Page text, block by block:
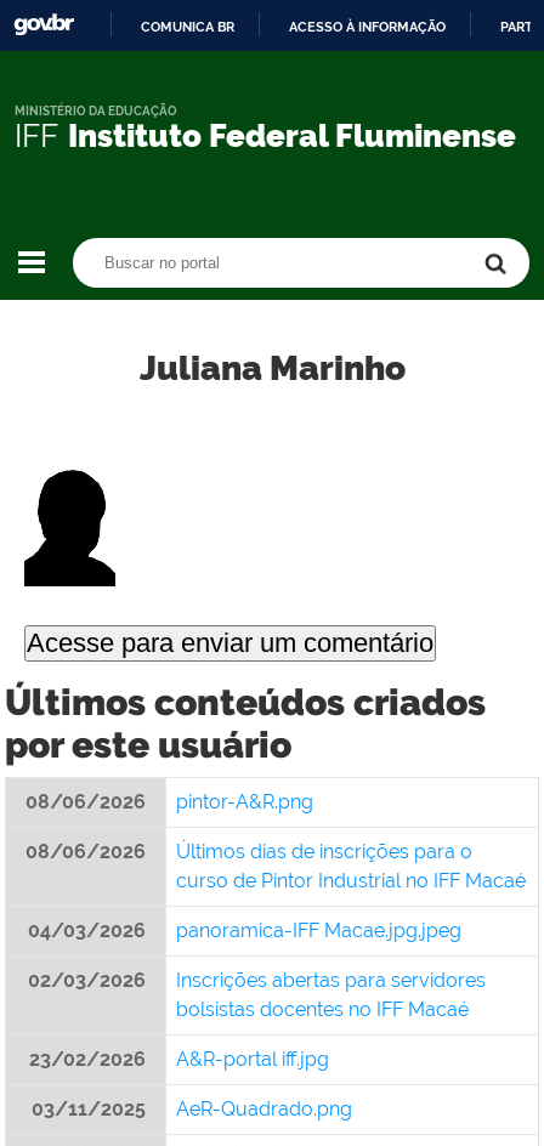
CONTEÚDO
COMUNICA BR ACESSO À INFORMAÇÃO
IFF Instituto Federal Fluminense
MINISTÉRIO DA EDUCAÇÃO
Juliana Marinho
Últimos conteúdos criados
por este usuário
08/06/2026 pintor-A&R.png
08/06/2026
Últimos dias de inscrições para o
curso de Pintor Industrial no IFF Macaé
04/03/2026 panoramica-IFF Macae.jpg.jpeg
02/03/2026
Inscrições abertas para servidores
bolsistas docentes no IFF Macaé
23/02/2026 A&R-portal iff.jpg
03/11/2025 AeR-Quadrado.png